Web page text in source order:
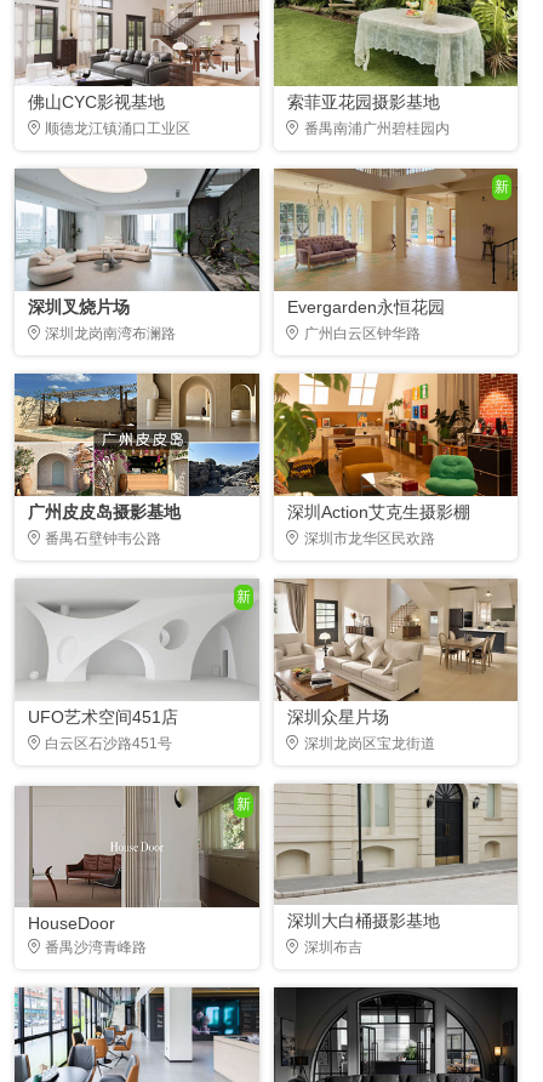
佛山CYC影视基地
顺德龙江镇涌口工业区
索菲亚花园摄影基地
番禺南浦广州碧桂园内
深圳叉烧片场
深圳龙岗南湾布澜路
新
Evergarden永恒花园
广州白云区钟华路
广州皮皮岛摄影基地
番禺石壁钟韦公路
深圳Action艾克生摄影棚
深圳市龙华区民欢路
新
UFO艺术空间451店
白云区石沙路451号
深圳众星片场
深圳龙岗区宝龙街道
新
HouseDoor
番禺沙湾青峰路
深圳大白桶摄影基地
深圳布吉